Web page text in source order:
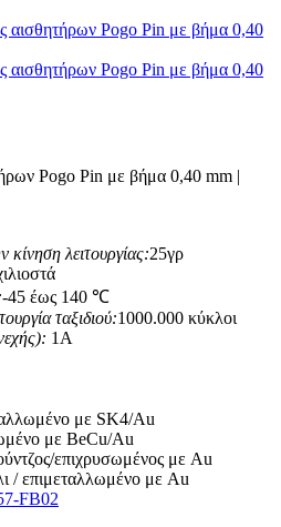
Pogo Pin με βήμα 0,40 mm |
κίνηση λειτουργίας:25γρ
-45 έως 140 ℃
ταξιδιού:1000.000 κύκλοι
1A
με SK4/Au
με BeCu/Au
επιχρυσωμένος με Au
/ επιμεταλλωμένο με Au
FB02